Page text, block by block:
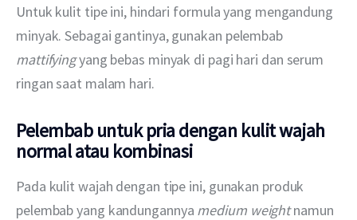
Untuk kulit tipe ini, hindari formula yang mengandung
minyak. Sebagai gantinya, gunakan pelembab
mattifying yang bebas minyak di pagi hari dan serum
ringan saat malam hari.
Pelembab untuk pria dengan kulit wajah
normal atau kombinasi
Pada kulit wajah dengan tipe ini, gunakan produk
pelembab yang kandungannya medium weight namun